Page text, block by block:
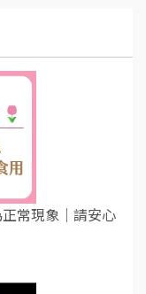
常現象｜請安心